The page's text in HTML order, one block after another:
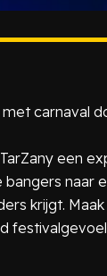
carnaval
een
bangers naar
krijgt.